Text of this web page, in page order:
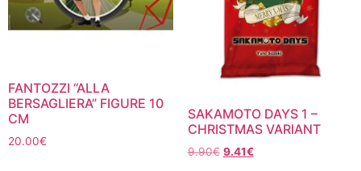
FANTOZZI “ALLA
BERSAGLIERA” FIGURE 10
CM
20.00€
SAKAMOTO DAYS 1 –
CHRISTMAS VARIANT
9.90€ Il
9.41€Il